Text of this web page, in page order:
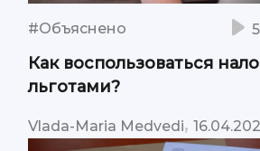
#Объяснено
Как воспользоваться
льготами?
Vlada-Maria Medvedi,